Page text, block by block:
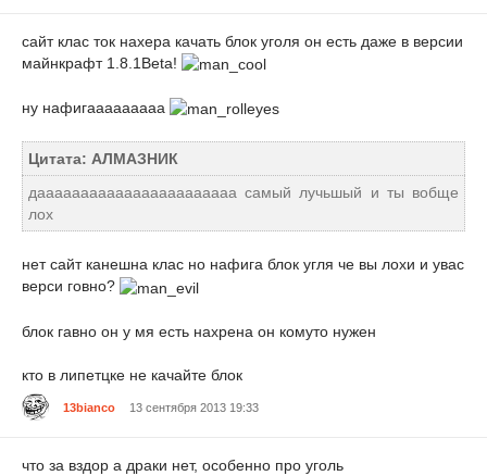
сайт клас ток нахера качать блок уголя он есть даже в версии
майнкрафт 1.8.1Beta!
ну нафигааааааааа
Цитата: АЛМАЗНИК
дааааааааааааааааааааааа самый лучьшый и ты вобще
лох
нет сайт канешна клас но нафига блок угля че вы лохи и увас
верси говно?
блок гавно он у мя есть нахрена он комуто нужен
кто в липетцке не качайте блок
13bianco 13 сентября 2013 19:33
что за вздор а драки нет, особенно про уголь